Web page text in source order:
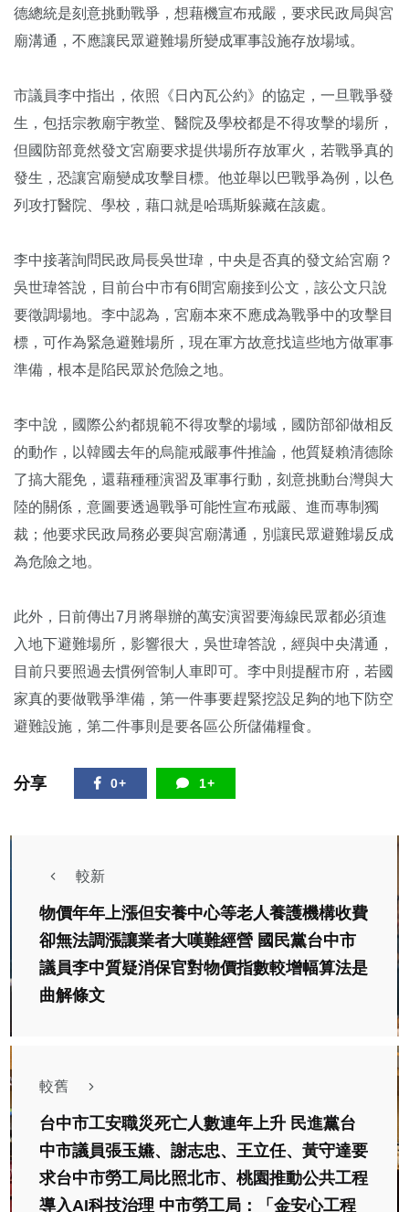
德總統是刻意挑動戰爭，想藉機宣布戒嚴，要求民政局與宮
廟溝通，不應讓民眾避難場所變成軍事設施存放場域。
市議員李中指出，依照《日內瓦公約》的協定，一旦戰爭發
生，包括宗教廟宇教堂、醫院及學校都是不得攻擊的場所，
但國防部竟然發文宮廟要求提供場所存放軍火，若戰爭真的
發生，恐讓宮廟變成攻擊目標。他並舉以巴戰爭為例，以色
列攻打醫院、學校，藉口就是哈瑪斯躲藏在該處。
李中接著詢問民政局長吳世瑋，中央是否真的發文給宮廟？
吳世瑋答說，目前台中市有6間宮廟接到公文，該公文只說
要徵調場地。李中認為，宮廟本來不應成為戰爭中的攻擊目
標，可作為緊急避難場所，現在軍方故意找這些地方做軍事
準備，根本是陷民眾於危險之地。
李中說，國際公約都規範不得攻擊的場域，國防部卻做相反
的動作，以韓國去年的烏龍戒嚴事件推論，他質疑賴清德除
了搞大罷免，還藉種種演習及軍事行動，刻意挑動台灣與大
陸的關係，意圖要透過戰爭可能性宣布戒嚴、進而專制獨
裁；他要求民政局務必要與宮廟溝通，別讓民眾避難場反成
為危險之地。
此外，日前傳出7月將舉辦的萬安演習要海線民眾都必須進
入地下避難場所，影響很大，吳世瑋答說，經與中央溝通，
目前只要照過去慣例管制人車即可。李中則提醒市府，若國
家真的要做戰爭準備，第一件事要趕緊挖設足夠的地下防空
避難設施，第二件事則是要各區公所儲備糧食。
分享 0+ 1+
較新
物價年年上漲但安養中心等老人養護機構收費
卻無法調漲讓業者大嘆難經營 國民黨台中市
議員李中質疑消保官對物價指數較增幅算法是
曲解條文
較舊
台中市工安職災死亡人數連年上升 民進黨台
中市議員張玉嬿、謝志忠、王立任、黃守達要
求台中市勞工局比照北市、桃園推動公共工程
導入AI科技治理 中市勞工局：「金安心工程